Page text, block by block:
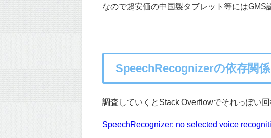
なので超安価の中国製タブレット等にはGMS
SpeechRecognizerの依存関係
調査していくとStack Overflowでそれっぽい
SpeechRecognizer: no selected voice